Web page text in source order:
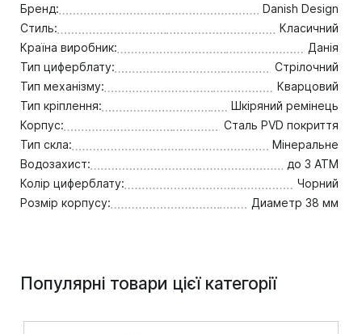
Бренд:
Danish Design
Стиль:
Класичний
Країна виробник:
Данія
Тип циферблату:
Стрілочний
Тип механізму:
Кварцовий
Тип кріплення:
Шкіряний ремінець
Корпус:
Сталь PVD покриття
Тип скла:
Мінеральне
Водозахист:
до 3 ATM
Колір циферблату:
Чорний
Розмір корпусу:
Диаметр 38 мм
Популярні товари цієї категорії